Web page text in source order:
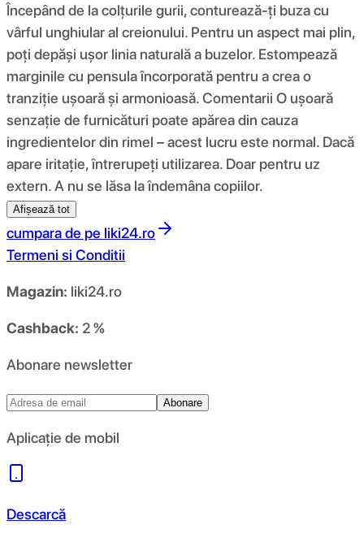
Începând de la colțurile gurii, conturează-ți buza cu
vârful unghiular al creionului. Pentru un aspect mai plin,
poți depăși ușor linia naturală a buzelor. Estompează
marginile cu pensula încorporată pentru a crea o
tranziție ușoară și armonioasă. Comentarii O ușoară
senzație de furnicături poate apărea din cauza
ingredientelor din rimel – acest lucru este normal. Dacă
apare iritație, întrerupeți utilizarea. Doar pentru uz
extern. A nu se lăsa la îndemâna copiilor.
Afișează tot
cumpara de pe liki24.ro
Termeni si Conditii
Magazin: liki24.ro
Cashback: 2 %
Abonare newsletter
Abonare
Aplicație de mobil
Descarcă